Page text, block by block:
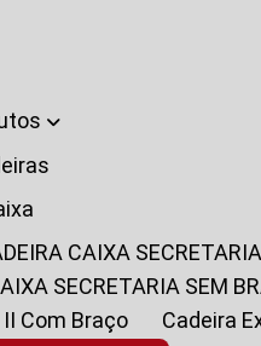
CAIXA
SECRETARIA SEM
II Com Braço
Cadeira